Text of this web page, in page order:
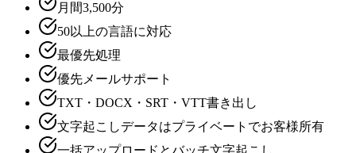
月間3,500分
50以上の言語に対応
最優先処理
優先メールサポート
TXT・DOCX・SRT・VTT書き出し
文字起こしデータはプライベートでお客様所有
一括アップロードとバッチ文字起こし